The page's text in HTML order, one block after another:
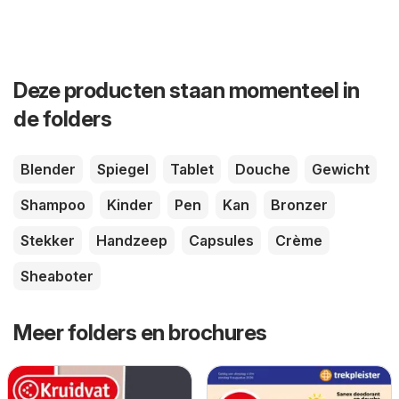
Deze producten staan momenteel in
de folders
Blender Spiegel Tablet Douche
Gewicht
Shampoo
Kinder Pen Kan
Bronzer
Stekker
Handzeep Capsules
Crème
Sheaboter
Meer folders en brochures